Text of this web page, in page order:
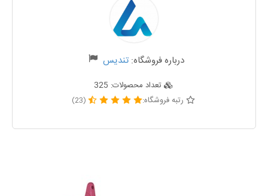
درباره فروشگاه: تندیس
تعداد محصولات: 325
رتبه فروشگاه:
(23)